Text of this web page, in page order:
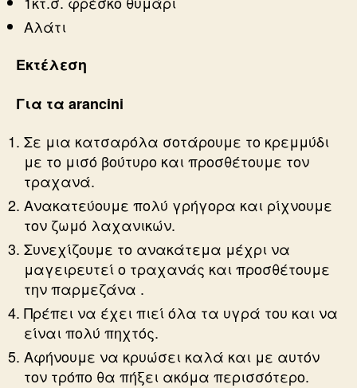
Αλάτι
Εκτέλεση
Για τα arancini
Σε μια κατσαρόλα σοτάρουμε το κρεμμύδι
με το μισό βούτυρο και προσθέτουμε τον
τραχανά.
Ανακατεύουμε πολύ γρήγορα και ρίχνουμε
τον ζωμό λαχανικών.
Συνεχίζουμε το ανακάτεμα μέχρι να
μαγειρευτεί ο τραχανάς και προσθέτουμε
την παρμεζάνα .
Πρέπει να έχει πιεί όλα τα υγρά του και να
είναι πολύ πηχτός.
Αφήνουμε να κρυώσει καλά και με αυτόν
τον τρόπο θα πήξει ακόμα περισσότερο.